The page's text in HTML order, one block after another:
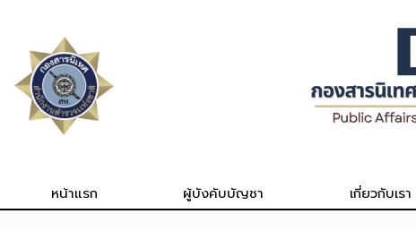
content
หน้าแรก ผู้บังคับบัญชา เกี่ยวกับเรา